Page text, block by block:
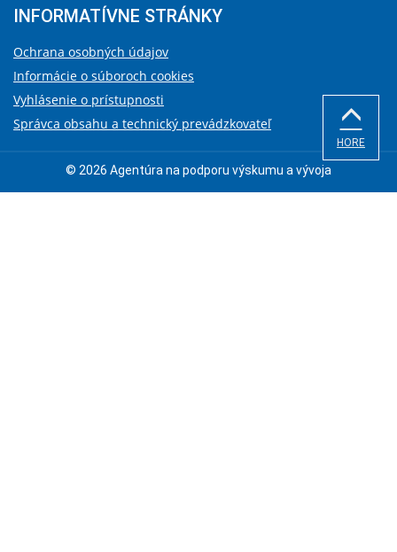
INFORMATÍVNE STRÁNKY
Ochrana osobných údajov
Informácie o súboroch cookies
Vyhlásenie o prístupnosti
Správca obsahu a technický prevádzkovateľ
© 2026 Agentúra na podporu výskumu a vývoja
HORE